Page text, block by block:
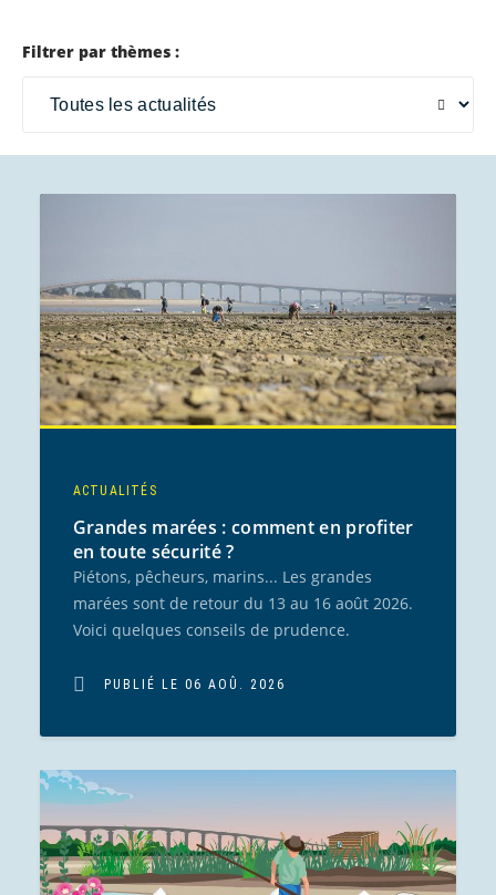
Filtrer par thèmes :
ACTUALITÉS
Grandes marées : comment en profiter
en toute sécurité ?
Piétons, pêcheurs, marins... Les grandes
marées sont de retour du 13 au 16 août 2026.
Voici quelques conseils de prudence.
PUBLIÉ LE 06 AOÛ. 2026